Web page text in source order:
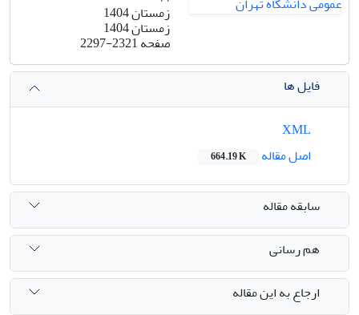
زمستان 1404
زمستان 1404
صفحه2297-2321
فایل ها
اصل مقاله
664.19 K
سابقه مقاله
هم رسانی
ارجاع به این مقاله